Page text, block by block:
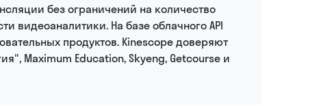
без ограничений на количество
видеоаналитики. На базе облачного API
продуктов. Kinescope доверяют
Maximum Education, Skyeng, Getcourse и